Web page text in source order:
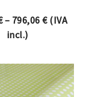
through 828,73 €
– 796,06 €Price
(IVA
incl.)